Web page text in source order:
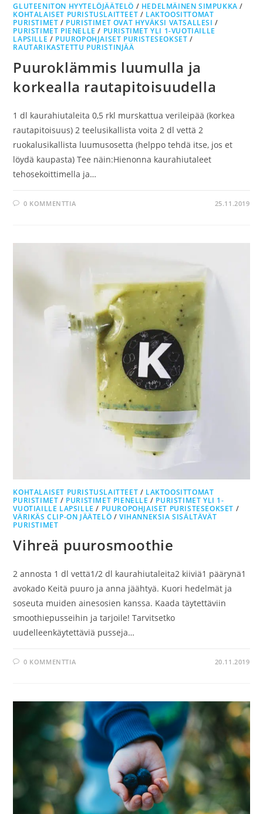
GLUTEENITON HYYTELÖJÄÄTELÖ / HEDELMÄINEN SIMPUKKA /
KOHTALAISET PURISTUSLAITTEET / LAKTOOSITTOMAT
PURISTIMET / PURISTIMET OVAT HYVÄKSI VATSALLESI /
PURISTIMET PIENELLE / PURISTIMET YLI 1-VUOTIAILLE
LAPSILLE / PUUROPOHJAISET PURISTESEOKSET /
RAUTARIKASTETTU PURISTINJÄÄ
Puuroklämmis luumulla ja
korkealla rautapitoisuudella
1 dl kaurahiutaleita 0,5 rkl murskattua verileipää (korkea
rautapitoisuus) 2 teelusikallista voita 2 dl vettä 2
ruokalusikallista luumusosetta (helppo tehdä itse, jos et
löydä kaupasta) Tee näin:Hienonna kaurahiutaleet
tehosekoittimella ja…
0 KOMMENTTIA 25.11.2019
KOHTALAISET PURISTUSLAITTEET / LAKTOOSITTOMAT
PURISTIMET / PURISTIMET PIENELLE / PURISTIMET YLI 1-
VUOTIAILLE LAPSILLE / PUUROPOHJAISET PURISTESEOKSET /
VÄRIKÄS CLIP-ON JÄÄTELÖ /VIHANNEKSIA SISÄLTÄVÄT
PURISTIMET
Vihreä puurosmoothie
2 annosta 1 dl vettä1/2 dl kaurahiutaleita2 kiiviä1 päärynä1
avokado Keitä puuro ja anna jäähtyä. Kuori hedelmät ja
soseuta muiden ainesosien kanssa. Kaada täytettäviin
smoothiepusseihin ja tarjoile! Tarvitsetko
uudelleenkäytettäviä pusseja…
0 KOMMENTTIA 20.11.2019